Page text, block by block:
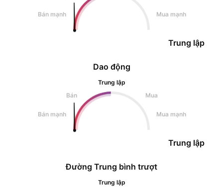
Dao động
Trung lập
Bán
Mua
Bán mạnh Mua mạnh
Trung lập
Bán mạnh Mua mạnh
Trung lập
Đường Trung bình trượt
Trung lập